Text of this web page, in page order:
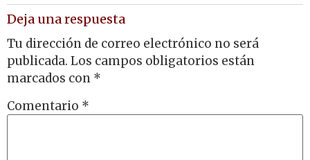
Deja una respuesta
Tu dirección de correo electrónico no será
publicada. Los campos obligatorios están
marcados con *
Comentario *